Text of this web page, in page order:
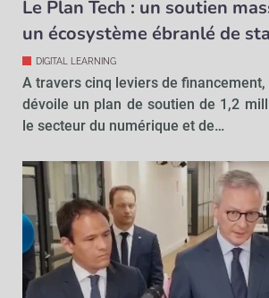
Le Plan Tech : un soutien
un écosystème ébranlé de
DIGITAL LEARNING
A travers cinq leviers de
dévoile un plan de soutien de 1,2
le secteur du numérique et de…